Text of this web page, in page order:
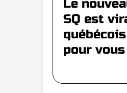
Le
SQ est
pour vous